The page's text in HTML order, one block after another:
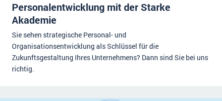
Personalentwicklung mit der Starke
Akademie
Sie sehen strategische Personal- und
Organisationsentwicklung als Schlüssel für die
Zukunftsgestaltung Ihres Unternehmens? Dann sind Sie bei uns
richtig.